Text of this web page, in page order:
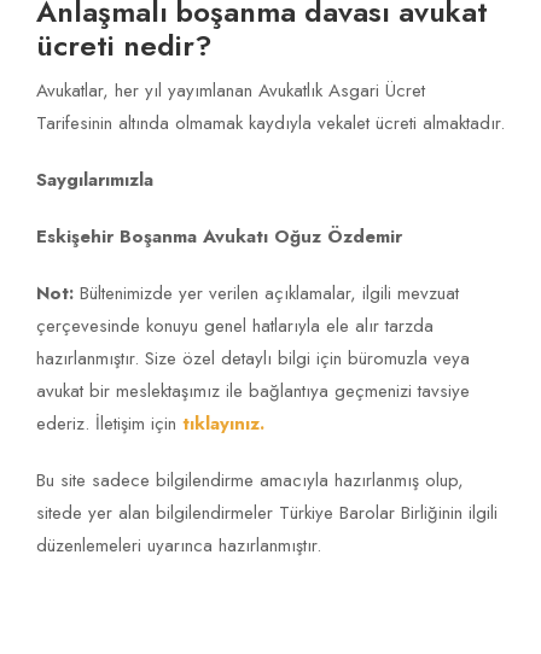
Anlaşmalı boşanma davası avukat
ücreti nedir?
Avukatlar, her yıl yayımlanan Avukatlık Asgari Ücret
Tarifesinin altında olmamak kaydıyla vekalet ücreti almaktadır.
Saygılarımızla
Eskişehir Boşanma Avukatı Oğuz Özdemir
Not: Bültenimizde yer verilen açıklamalar, ilgili mevzuat
çerçevesinde konuyu genel hatlarıyla ele alır tarzda
hazırlanmıştır. Size özel detaylı bilgi için büromuzla veya
avukat bir meslektaşımız ile bağlantıya geçmenizi tavsiye
ederiz. İletişim için tıklayınız.
Bu site sadece bilgilendirme amacıyla hazırlanmış olup,
sitede yer alan bilgilendirmeler Türkiye Barolar Birliğinin ilgili
düzenlemeleri uyarınca hazırlanmıştır.